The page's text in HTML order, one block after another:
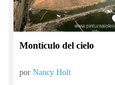
Montículo del cielo
porNancy Holt